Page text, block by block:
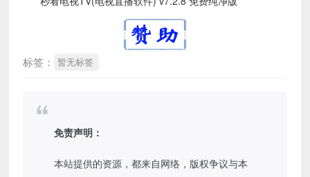
标签： 暂无标签
免责声明：
本站提供的资源，都来自网络，版权争议与本